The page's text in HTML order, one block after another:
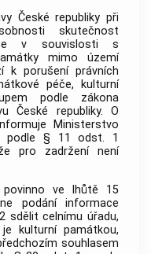
České republiky při
skutečnost
v souvislosti s
mimo území
k porušení právních
péče, kulturní
podle zákona
České republiky. O
Ministerstvo
podle § 11 odst. 1
pro zadržení není
ve lhůtě 15
podání informace
sdělit celnímu úřadu,
kulturní památkou,
souhlasem